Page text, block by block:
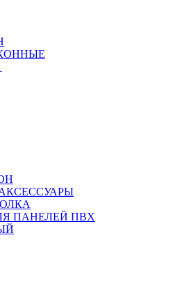
ПАНЕЛЕЙ ПВХ